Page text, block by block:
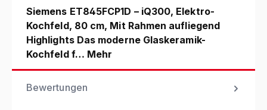
Siemens ET845FCP1D – iQ300, Elektro-
Kochfeld, 80 cm, Mit Rahmen aufliegend
Highlights Das moderne Glaskeramik-
Kochfeld f… Mehr
Bewertungen